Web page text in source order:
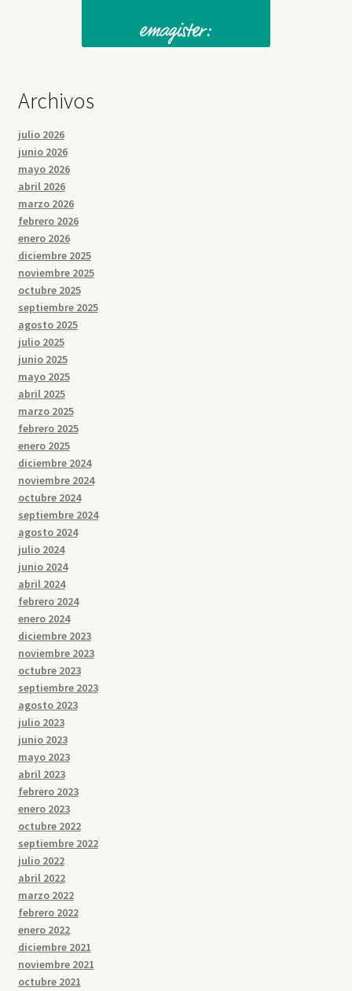
Archivos
julio 2026
junio 2026
mayo 2026
abril 2026
marzo 2026
febrero 2026
enero 2026
diciembre 2025
noviembre 2025
octubre 2025
septiembre 2025
agosto 2025
julio 2025
junio 2025
mayo 2025
abril 2025
marzo 2025
febrero 2025
enero 2025
diciembre 2024
noviembre 2024
octubre 2024
septiembre 2024
agosto 2024
julio 2024
junio 2024
abril 2024
febrero 2024
enero 2024
diciembre 2023
noviembre 2023
octubre 2023
septiembre 2023
agosto 2023
julio 2023
junio 2023
mayo 2023
abril 2023
febrero 2023
enero 2023
octubre 2022
septiembre 2022
julio 2022
abril 2022
marzo 2022
febrero 2022
enero 2022
diciembre 2021
noviembre 2021
octubre 2021